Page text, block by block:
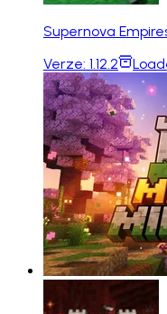
Supernova
Verze: 1.12.2